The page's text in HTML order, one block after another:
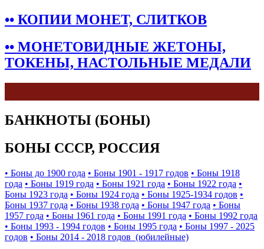
•• КОПИИ МОНЕТ, СЛИТКОВ
•• МОНЕТОВИДНЫЕ ЖЕТОНЫ,
ТОКЕНЫ, НАСТОЛЬНЫЕ МЕДАЛИ
БАНКНОТЫ (БОНЫ)
БОНЫ СССР, РОССИЯ
• Боны до 1900 года • Боны 1901 - 1917 годов • Боны 1918
года • Боны 1919 года • Боны 1921 года • Боны 1922 года •
Боны 1923 года • Боны 1924 года • Боны 1925-1934 годов •
Боны 1937 года • Боны 1938 года • Боны 1947 года • Боны
1957 года • Боны 1961 года • Боны 1991 года • Боны 1992 года
• Боны 1993 - 1994 годов • Боны 1995 года • Боны 1997 - 2025
годов • Боны 2014 - 2018 годов (юбилейные)